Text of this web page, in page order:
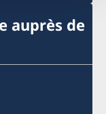
auprès de